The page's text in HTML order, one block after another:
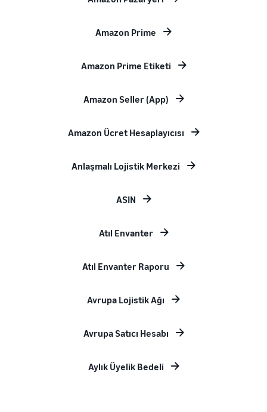
Amazon Prime
Amazon Prime Etiketi
Amazon Seller (App)
Amazon Ücret Hesaplayıcısı
Anlaşmalı Lojistik Merkezi
ASIN
Atıl Envanter
Atıl Envanter Raporu
Avrupa Lojistik Ağı
Avrupa Satıcı Hesabı
Aylık Üyelik Bedeli